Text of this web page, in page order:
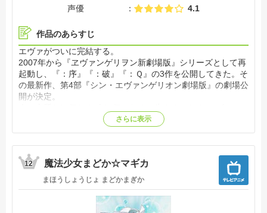
声優
4.1
作品のあらすじ
エヴァがついに完結する。
2007年から『ヱヴァンゲリヲン新劇場版』シリーズとして再
起動し、『：序』『：破』『：Ｑ』の3作を公開してきた。そ
の最新作、第4部『シン・エヴァンゲリオン劇場版』の劇場公
開が決定。
ーマは、いつの時代にも通じる普遍的な核を持っている。
き方を模索する。
人と世界の再生を視野に入れた壮大な世界観と細部まで作り
込まれた緻密な設定、デジタル技術を駆使した最新映像が
次々と登場し、美しいデザインと色彩、情感あふれる表現が
スピーディーで濃密、一度観たら病みつきになるその語り口
さらに表示
12 魔法少女まどか☆マギカ
まほうしょうじょ まどかまぎか